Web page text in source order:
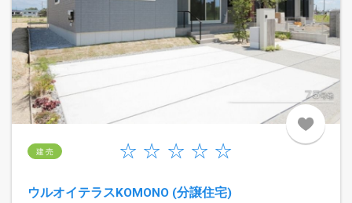
建 売
ウルオイテラスKOMONO (分譲住宅)